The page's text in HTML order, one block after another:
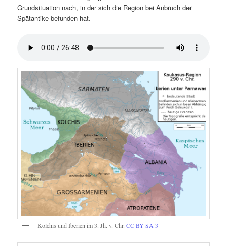
Grundsituation nach, in der sich die Region bei Anbruch der
Spätantike befunden hat.
Kolchis und Iberien im 3. Jh. v. Chr.CC BY SA 3